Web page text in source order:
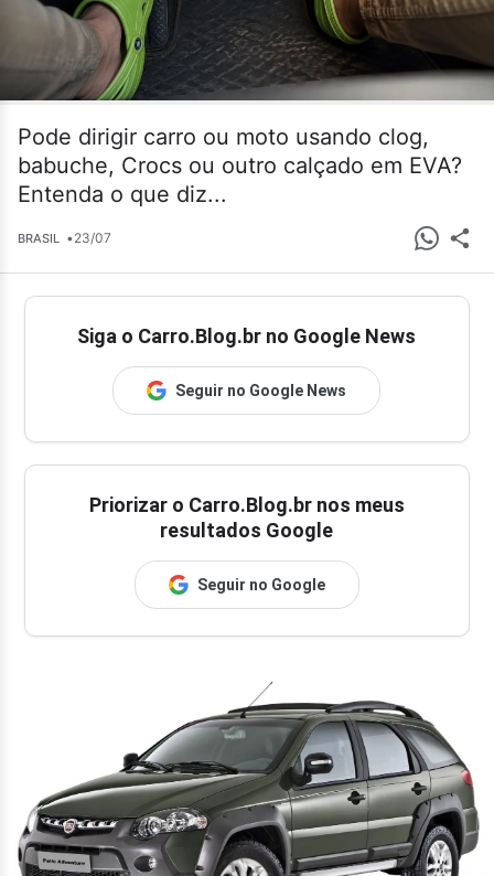
Pode dirigir carro ou moto usando clog,
babuche, Crocs ou outro calçado em EVA?
Entenda o que diz...
BRASIL •23/07
Siga o Carro.Blog.br no Google News
Seguir no Google News
Priorizar o Carro.Blog.br nos meus
resultados Google
Seguir no Google